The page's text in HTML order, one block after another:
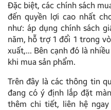
Đặc biệt, các chính sách
đến quyền lợi cao nhất
như: áp dụng chính sách
năm, hỗ trợ 1 đổi 1 trong
xuất,… Bên cạnh đó là
khi mua sản phẩm.
Trên đây là các thông tin
đang có ý định lắp đặt
thêm chi tiết, liên hệ